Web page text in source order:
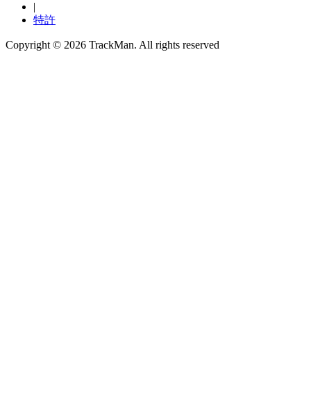
|
特許
Copyright © 2026 TrackMan. All rights reserved